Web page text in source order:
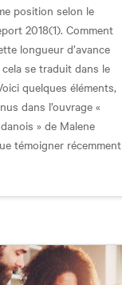
position selon le
2018(1). Comment
longueur d’avance
se traduit dans le
quelques éléments,
dans l’ouvrage «
» de Malene
témoigner récemment